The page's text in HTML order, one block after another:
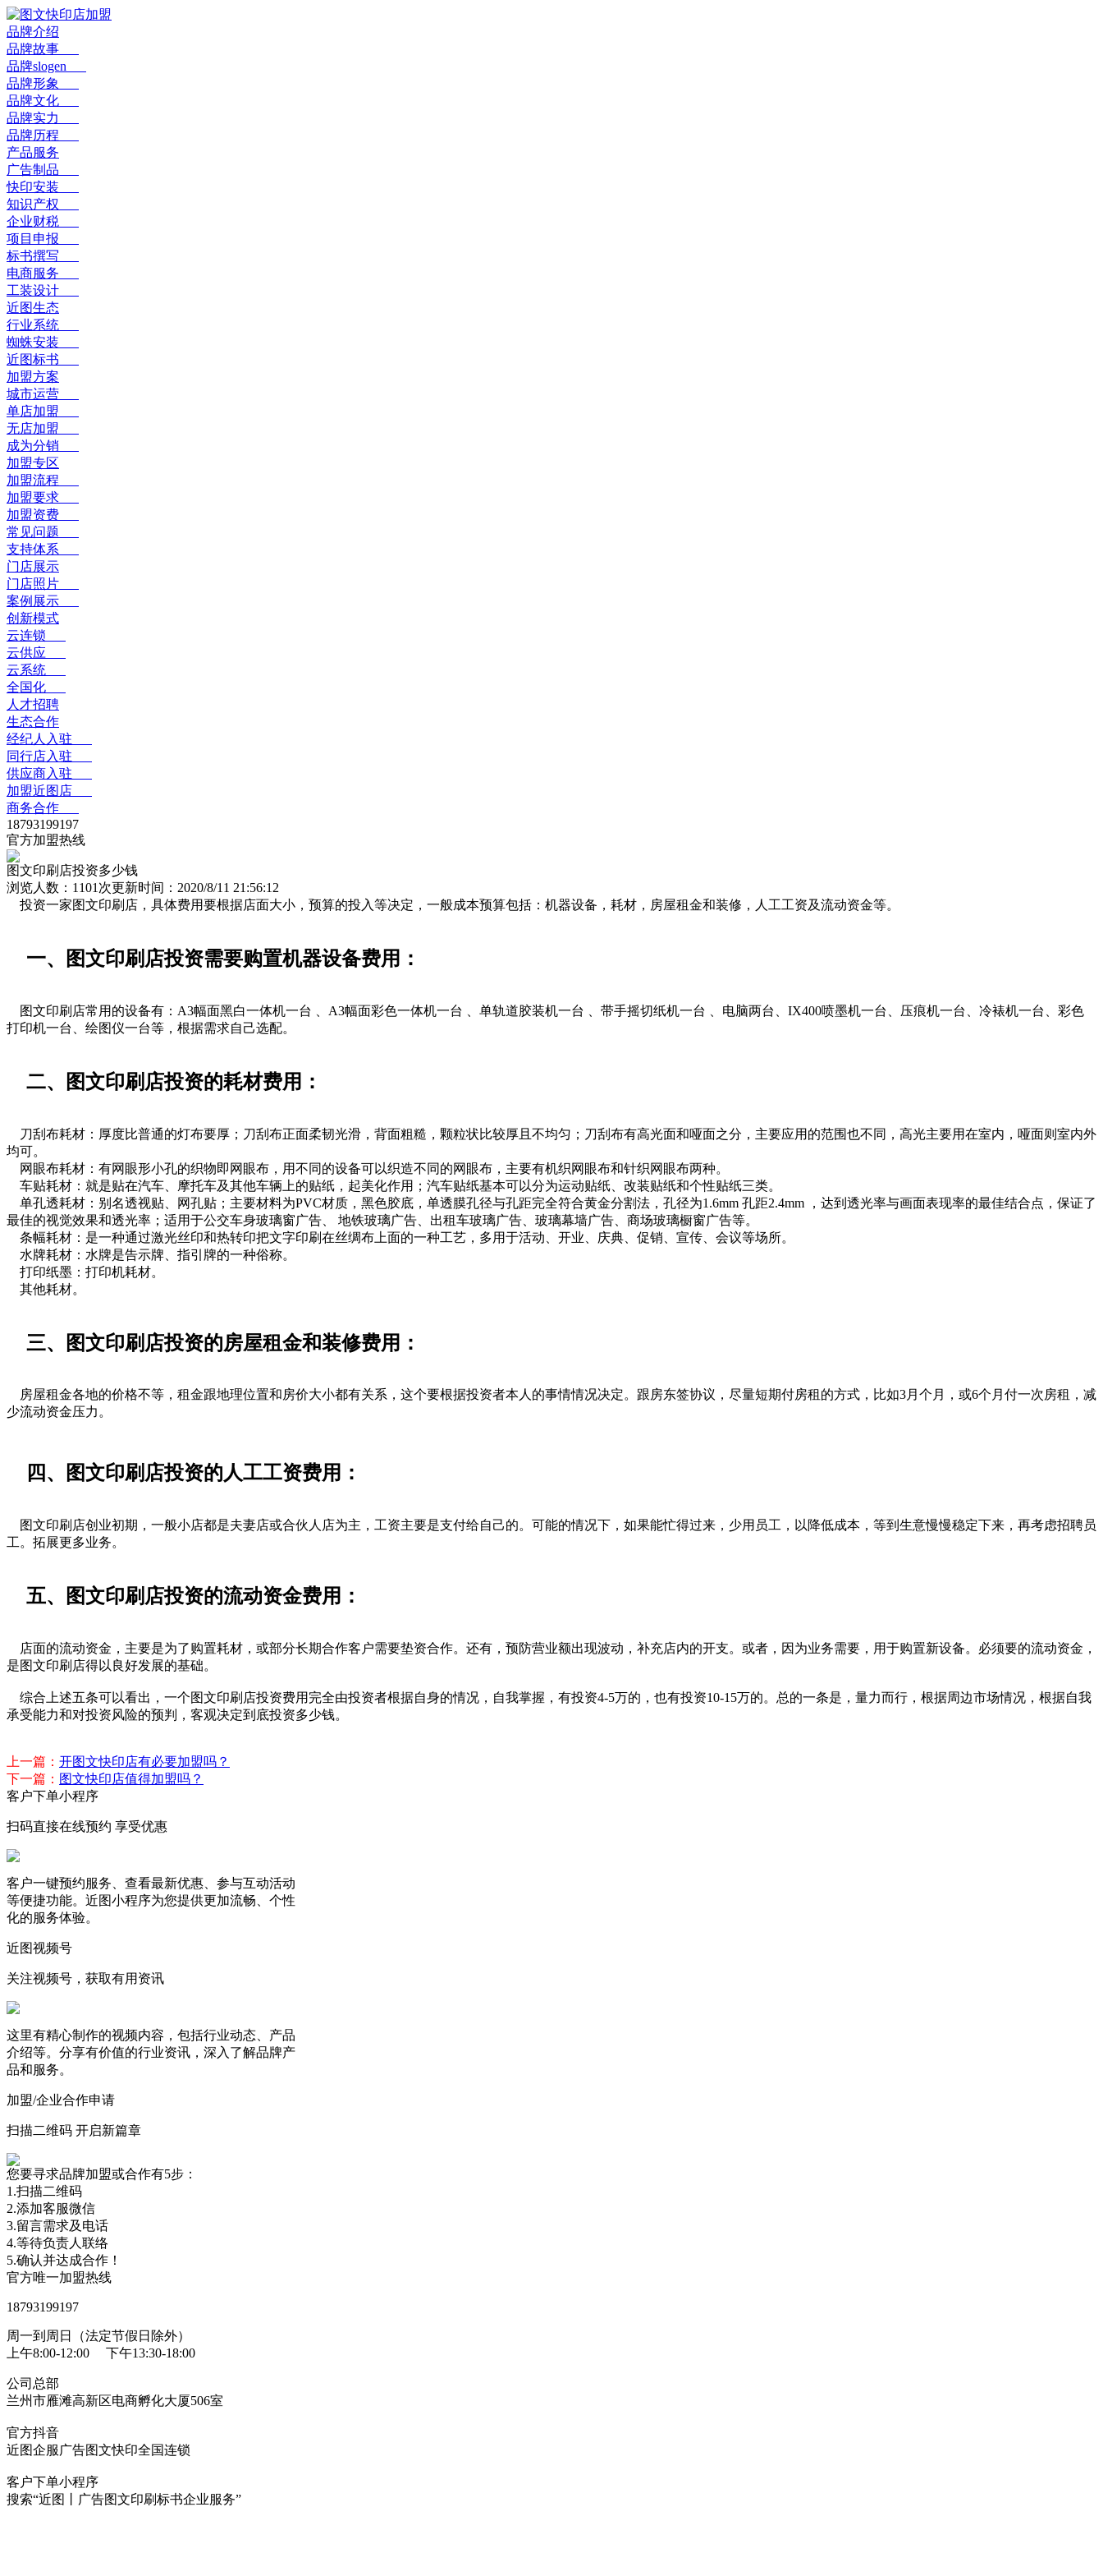
品牌介绍
品牌故事
品牌slogen
品牌形象
品牌文化
品牌实力
品牌历程
产品服务
广告制品
快印安装
知识产权
企业财税
项目申报
标书撰写
电商服务
工装设计
近图生态
行业系统
蜘蛛安装
近图标书
加盟方案
城市运营
单店加盟
无店加盟
成为分销
加盟专区
加盟流程
加盟要求
加盟资费
常见问题
支持体系
门店展示
门店照片
案例展示
创新模式
云连锁
云供应
云系统
全国化
人才招聘
生态合作
经纪人入驻
同行店入驻
供应商入驻
加盟近图店
商务合作
18793199197
官方加盟热线
图文印刷店投资多少钱
浏览人数： 1101次更新时间：2020/8/11 21:56:12
投资一家图文印刷店，具体费用要根据店面大小，预算的投入等决定，一般成本预算包括：机器设备，耗材，房屋租金和装修，人工工资及流动资金等。
一、图文印刷店投资需要购置机器设备费用：
图文印刷店常用的设备有：A3幅面黑白一体机一台 、A3幅面彩色一体机一台 、单轨道胶装机一台 、带手摇切纸机一台 、电脑两台、IX400喷墨机一台、压痕机一台、冷裱机一台、彩色
打印机一台、绘图仪一台等，根据需求自己选配。
二、图文印刷店投资的耗材费用：
刀刮布耗材：厚度比普通的灯布要厚；刀刮布正面柔韧光滑，背面粗糙，颗粒状比较厚且不均匀；刀刮布有高光面和哑面之分，主要应用的范围也不同，高光主要用在室内，哑面则室内外
均可。
网眼布耗材：有网眼形小孔的织物即网眼布，用不同的设备可以织造不同的网眼布，主要有机织网眼布和针织网眼布两种。
车贴耗材：就是贴在汽车、摩托车及其他车辆上的贴纸，起美化作用；汽车贴纸基本可以分为运动贴纸、改装贴纸和个性贴纸三类。
单孔透耗材：别名透视贴、网孔贴；主要材料为PVC材质，黑色胶底，单透膜孔径与孔距完全符合黄金分割法，孔径为1.6mm 孔距2.4mm ，达到透光率与画面表现率的最佳结合点，保证了
最佳的视觉效果和透光率；适用于公交车身玻璃窗广告、 地铁玻璃广告、出租车玻璃广告、玻璃幕墙广告、商场玻璃橱窗广告等。
条幅耗材：是一种通过激光丝印和热转印把文字印刷在丝绸布上面的一种工艺，多用于活动、开业、庆典、促销、宣传、会议等场所。
水牌耗材：水牌是告示牌、指引牌的一种俗称。
打印纸墨：打印机耗材。
其他耗材。
三、图文印刷店投资的房屋租金和装修费用：
房屋租金各地的价格不等，租金跟地理位置和房价大小都有关系，这个要根据投资者本人的事情情况决定。跟房东签协议，尽量短期付房租的方式，比如3月个月，或6个月付一次房租，减
少流动资金压力。
四、图文印刷店投资的人工工资费用：
图文印刷店创业初期，一般小店都是夫妻店或合伙人店为主，工资主要是支付给自己的。可能的情况下，如果能忙得过来，少用员工，以降低成本，等到生意慢慢稳定下来，再考虑招聘员
工。拓展更多业务。
五、图文印刷店投资的流动资金费用：
店面的流动资金，主要是为了购置耗材，或部分长期合作客户需要垫资合作。还有，预防营业额出现波动，补充店内的开支。或者，因为业务需要，用于购置新设备。必须要的流动资金，
是图文印刷店得以良好发展的基础。
综合上述五条可以看出，一个图文印刷店投资费用完全由投资者根据自身的情况，自我掌握，有投资4-5万的，也有投资10-15万的。总的一条是，量力而行，根据周边市场情况，根据自我
承受能力和对投资风险的预判，客观决定到底投资多少钱。
上一篇： 开图文快印店有必要加盟吗？
下一篇： 图文快印店值得加盟吗？
客户下单小程序
扫码直接在线预约 享受优惠
客户一键预约服务、查看最新优惠、参与互动活动
等便捷功能。近图小程序为您提供更加流畅、个性
化的服务体验。
近图视频号
关注视频号，获取有用资讯
这里有精心制作的视频内容，包括行业动态、产品
介绍等。分享有价值的行业资讯，深入了解品牌产
品和服务。
加盟/企业合作申请
扫描二维码 开启新篇章
您要寻求品牌加盟或合作有5步：
1.扫描二维码
2.添加客服微信
3.留言需求及电话
4.等待负责人联络
5.确认并达成合作！
官方唯一加盟热线
18793199197
周一到周日（法定节假日除外）
上午8:00-12:00 下午13:30-18:00
公司总部
兰州市雁滩高新区电商孵化大厦506室
官方抖音
近图企服广告图文快印全国连锁
客户下单小程序
搜索“近图丨广告图文印刷标书企业服务”